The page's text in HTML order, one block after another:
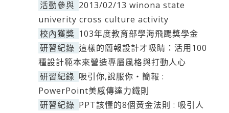
活動參與 2013/02/13 winona state
univerity cross culture activity
校內獲獎 103年度教育部學海飛颺獎學金
研習紀錄 這樣的簡報設計才吸睛：活用100
種設計範本來營造專屬風格與打動人心
研習紀錄 吸引你,說服你‧簡報 :
PowerPoint美感傳達力鐵則
研習紀錄 PPT該懂的8個黃金法則 : 吸引人